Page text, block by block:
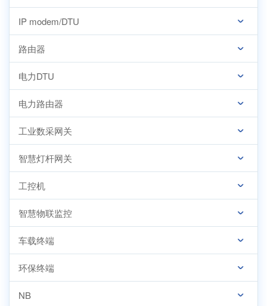
IP modem/DTU
路由器
电力DTU
电力路由器
工业数采网关
智慧灯杆网关
工控机
智慧物联监控
车载终端
环保终端
NB